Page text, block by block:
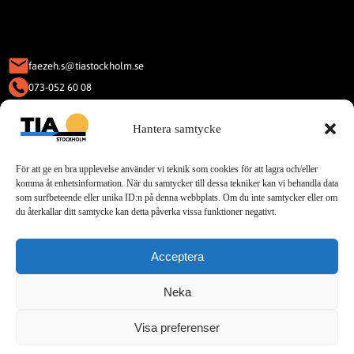
Hantera samtycke
För att ge en bra upplevelse använder vi teknik som cookies för att lagra och/eller
komma åt enhetsinformation. När du samtycker till dessa tekniker kan vi behandla data
som surfbeteende eller unika ID:n på denna webbplats. Om du inte samtycker eller om
du återkallar ditt samtycke kan detta påverka vissa funktioner negativt.
Acceptera
Neka
Visa preferenser
faezeh.s@tiastockholm.se
073-052 60 08
KAKOR (COOKIES)
Denna webbplats använder Kakor
Läs vår integritetspolicy för cookies.
Sociala Medier
Telegram
© 2025 TIA. All rights reserved.